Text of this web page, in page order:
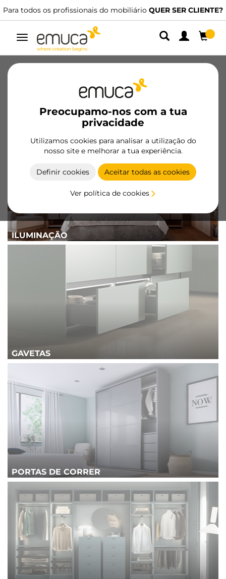
Dispomos de distribuidores especializados.ENCONTRAR O MAIS PRÓXIMO
Alternar
navegação
Preocupamo-nos com a tua
privacidade
Utilizamos cookies para analisar a utilização do
nosso site e melhorar a tua experiência.
Definir cookies Aceitar todas as cookies
Ver política de cookies
Configuradores
Magazine
ILUMINAÇÃO
GAVETAS
PORTAS DE CORRER